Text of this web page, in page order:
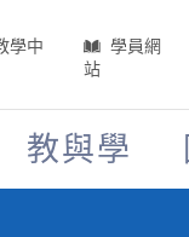
學中
學員網
站
教與學